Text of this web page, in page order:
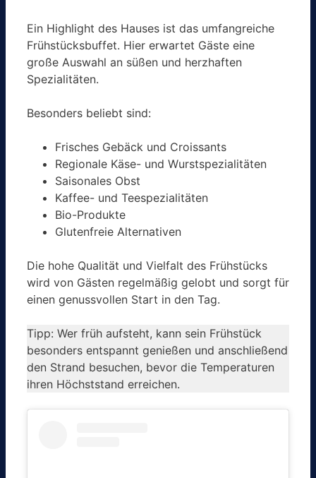
Ein Highlight des Hauses ist das umfangreiche
Frühstücksbuffet. Hier erwartet Gäste eine
große Auswahl an süßen und herzhaften
Spezialitäten.
Besonders beliebt sind:
Frisches Gebäck und Croissants
Regionale Käse- und Wurstspezialitäten
Saisonales Obst
Kaffee- und Teespezialitäten
Bio-Produkte
Glutenfreie Alternativen
Die hohe Qualität und Vielfalt des Frühstücks
wird von Gästen regelmäßig gelobt und sorgt für
einen genussvollen Start in den Tag.
Tipp: Wer früh aufsteht, kann sein Frühstück
besonders entspannt genießen und anschließend
den Strand besuchen, bevor die Temperaturen
ihren Höchststand erreichen.